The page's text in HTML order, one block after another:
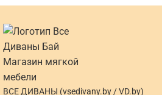
ВСЕ ДИВАНЫ (vsedivany.by / VD.by)